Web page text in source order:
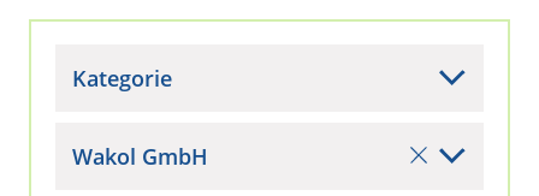
Kategorie
Wakol GmbH